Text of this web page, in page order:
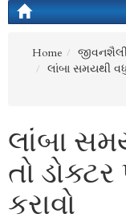
Home
લાંબા સમયથી વધુ
લાંબા
તો
કરાવો